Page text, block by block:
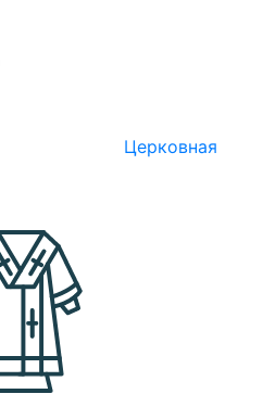
Церковная